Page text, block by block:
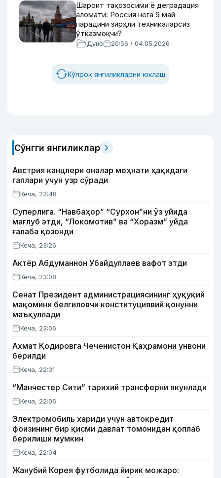
Шароит тақозосими ё деградация
аломати: Россия нега 9 май
парадини зирҳли техникаларсиз
ўтказмоқчи?
Дунё 20:56 / 04.05.2026
Кўпроқ янгиликларни юклаш
Сўнгги янгиликлар
Австрия канцлери оналар меҳнати ҳақидаги
гаплари учун узр сўради
Кеча, 23:48
Суперлига. “Навбаҳор” “Сурхон”ни ўз уйида
мағлуб этди, “Локомотив” ва “Хоразм” уйда
ғалаба қозонди
Кеча, 23:26
Актёр Абду­маннон Убайдуллаев вафот этди
Кеча, 23:08
Сенат Президент администрациясининг ҳуқуқий
мақомини белгиловчи конституциявий қонунни
маъқуллади
Кеча, 23:06
Ахмат Қодировга Чеченистон Қаҳрамони унвони
берилди
Кеча, 22:31
“Манчестер Сити” тарихий трансферни якунлади
Кеча, 22:06
Электромобиль хариди учун автокредит
фоизининг бир қисми давлат томонидан қоплаб
берилиши мумкин
Кеча, 22:04
Жанубий Корея футболида йирик можаро: